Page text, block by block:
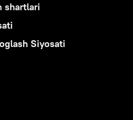
shartlari
Siyosati